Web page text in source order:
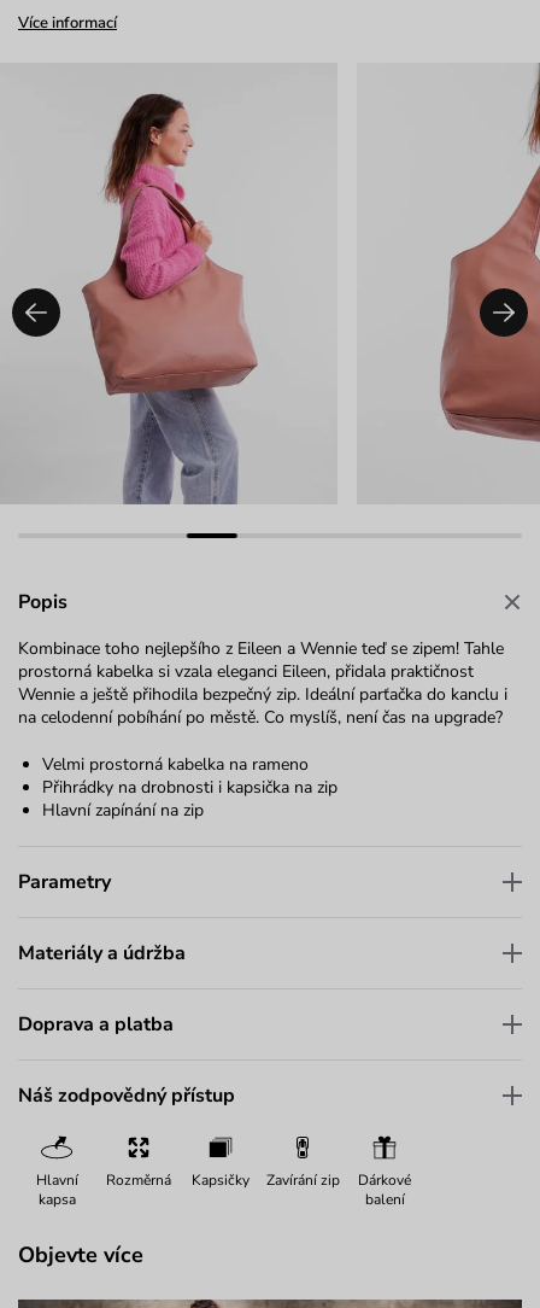
Více informací
Popis
Kombinace toho nejlepšího z Eileen a Wennie teď se zipem! Tahle
prostorná kabelka si vzala eleganci Eileen, přidala praktičnost
Wennie a ještě přihodila bezpečný zip. Ideální parťačka do kanclu i
na celodenní pobíhání po městě. Co myslíš, není čas na upgrade?
Velmi prostorná kabelka na rameno
Přihrádky na drobnosti i kapsička na zip
Hlavní zapínání na zip
Parametry
Materiály a údržba
Doprava a platba
Náš zodpovědný přístup
Hlavní
kapsa
Rozměrná Kapsičky Zavírání zip
Dárkové
balení
Objevte více